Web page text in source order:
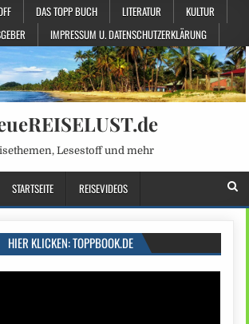
DAS TOPP BUCH LITERATUR
KULTUR
IMPRESSUM U. DATENSCHUTZERKLÄRUNG
Lesestoff und mehr
STARTSEITE REISEVIDEOS
HIER KLICKEN: TOPPBOOK.DE